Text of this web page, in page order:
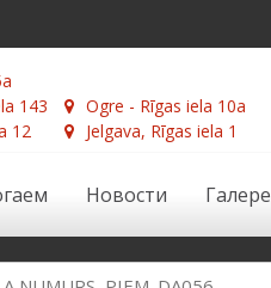
143
12
Ogre - Rīgas iela 10a
Jelgava, Rīgas iela 1
Новости